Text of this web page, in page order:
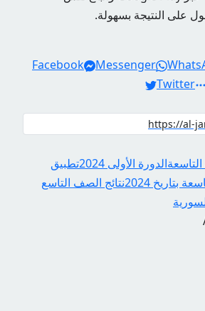
على النتيجة بسهولة.
Facebook
Messenger
Twitter
الدورة الأولى 2024
تطبيق
بتاريخ 2024
نتائج الصف التاسع